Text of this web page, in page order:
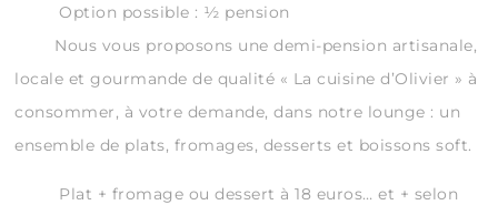
Option possible : ½ pension
Nous vous proposons une demi-pension artisanale,
locale et gourmande de qualité « La cuisine d’Olivier » à
consommer, à votre demande, dans notre lounge : un
ensemble de plats, fromages, desserts et boissons soft.
Plat + fromage ou dessert à 18 euros… et + selon